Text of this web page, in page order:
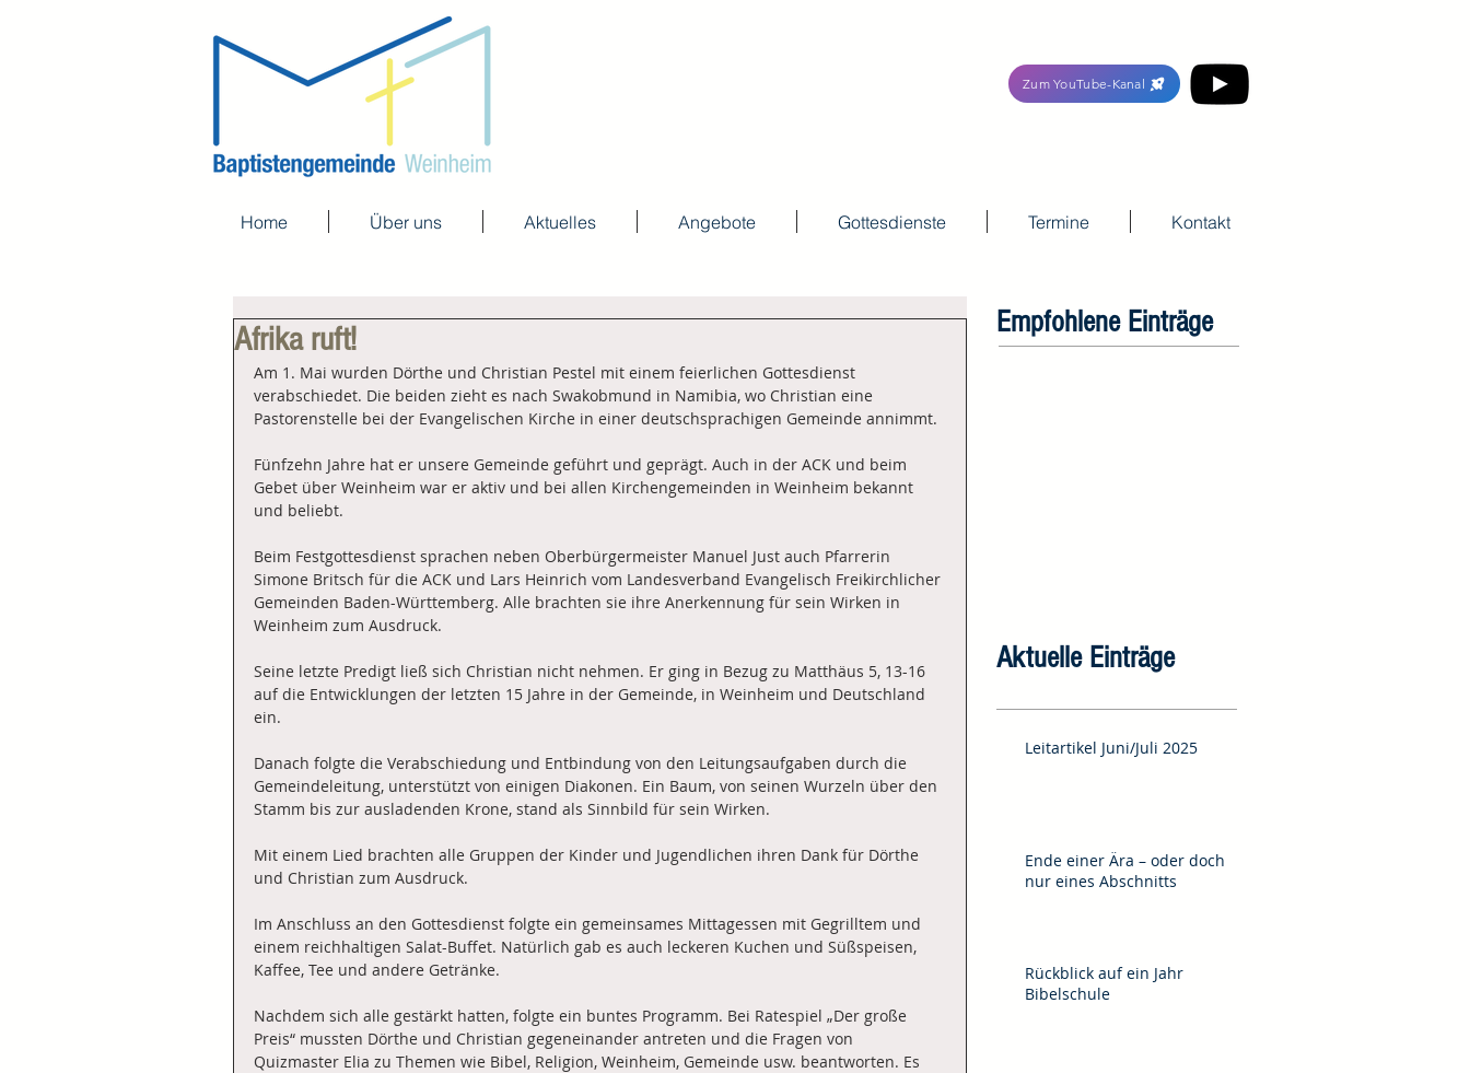
Zum YouTube-Kanal
Home Über uns Aktuelles Angebote Gottesdienste Termine Kontakt
Afrika ruft!
Am 1. Mai wurden Dörthe und Christian Pestel mit einem feierlichen Gottesdienst
verabschiedet. Die beiden zieht es nach Swakobmund in Namibia, wo Christian eine
Pastorenstelle bei der Evangelischen Kirche in einer deutschsprachigen Gemeinde annimmt.
Fünfzehn Jahre hat er unsere Gemeinde geführt und geprägt. Auch in der ACK und beim
Gebet über Weinheim war er aktiv und bei allen Kirchengemeinden in Weinheim bekannt
und beliebt.
Beim Festgottesdienst sprachen neben Oberbürgermeister Manuel Just auch Pfarrerin
Simone Britsch für die ACK und Lars Heinrich vom Landesverband Evangelisch Freikirchlicher
Gemeinden Baden-Württemberg. Alle brachten sie ihre Anerkennung für sein Wirken in
Weinheim zum Ausdruck.
Seine letzte Predigt ließ sich Christian nicht nehmen. Er ging in Bezug zu Matthäus 5, 13-16
auf die Entwicklungen der letzten 15 Jahre in der Gemeinde, in Weinheim und Deutschland
ein.
Danach folgte die Verabschiedung und Entbindung von den Leitungsaufgaben durch die
Gemeindeleitung, unterstützt von einigen Diakonen. Ein Baum, von seinen Wurzeln über den
Stamm bis zur ausladenden Krone, stand als Sinnbild für sein Wirken.
Mit einem Lied brachten alle Gruppen der Kinder und Jugendlichen ihren Dank für Dörthe
und Christian zum Ausdruck.
Im Anschluss an den Gottesdienst folgte ein gemeinsames Mittagessen mit Gegrilltem und
einem reichhaltigen Salat-Buffet. Natürlich gab es auch leckeren Kuchen und Süßspeisen,
Kaffee, Tee und andere Getränke.
Nachdem sich alle gestärkt hatten, folgte ein buntes Programm. Bei Ratespiel „Der große
Preis“ mussten Dörthe und Christian gegeneinander antreten und die Fragen von
Quizmaster Elia zu Themen wie Bibel, Religion, Weinheim, Gemeinde usw. beantworten. Es
Empfohlene Einträge
Aktuelle Einträge
Leitartikel Juni/Juli 2025
Ende einer Ära – oder doch
nur eines Abschnitts
Rückblick auf ein Jahr
Bibelschule